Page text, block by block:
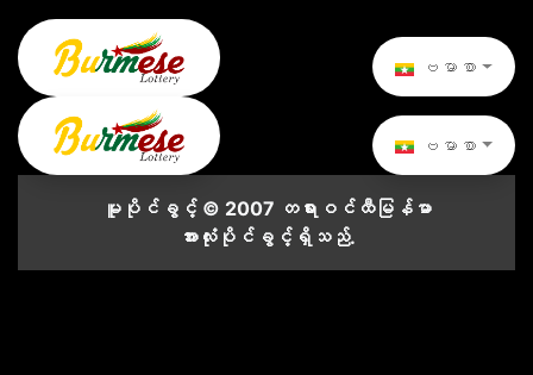
ဗမာစာ
ဗမာစာ
မူပိုင်ခွင့် © 2007 တရားဝင်ထီမြန်မာ
အားလုံးပိုင်ခွင့်ရှိသည်.